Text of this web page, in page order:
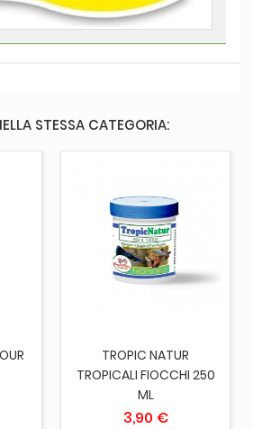
STESSA CATEGORIA:
TROPIC NATUR
TROPICALI FIOCCHI 250
ML
3,90 €